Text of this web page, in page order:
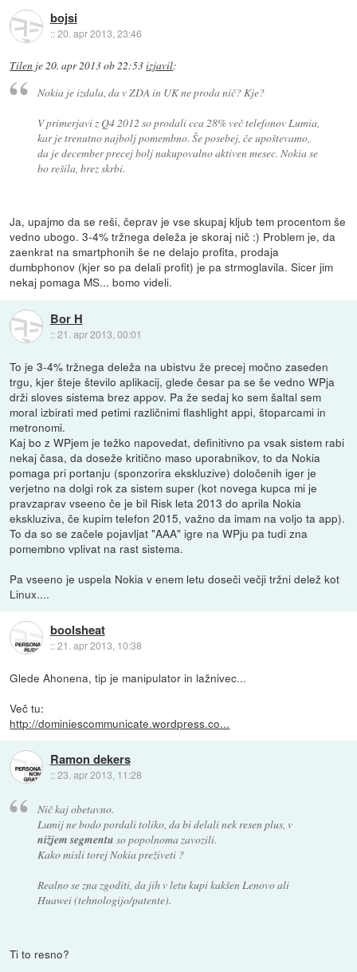
bojsi
::20. apr 2013, 23:46
Tilen je20. apr 2013 ob 22:53izjavil:
Nokia je izdala, da v ZDA in UK ne proda nič? Kje?
V primerjavi z Q4 2012 so prodali cca 28% več telefonov Lumia,
kar je trenutno najbolj pomembno. Še posebej, če upoštevamo,
da je december precej bolj nakupovalno aktiven mesec. Nokia se
bo rešila, brez skrbi.
Ja, upajmo da se reši, čeprav je vse skupaj kljub tem procentom še
vedno ubogo. 3-4% tržnega deleža je skoraj nič :) Problem je, da
zaenkrat na smartphonih še ne delajo profita, prodaja
dumbphonov (kjer so pa delali profit) je pa strmoglavila. Sicer jim
nekaj pomaga MS... bomo videli.
Bor H
::21. apr 2013, 00:01
To je 3-4% tržnega deleža na ubistvu že precej močno zaseden
trgu, kjer šteje število aplikacij, glede česar pa se še vedno WPja
drži sloves sistema brez appov. Pa že sedaj ko sem šaltal sem
moral izbirati med petimi različnimi flashlight appi, štoparcami in
metronomi.
Kaj bo z WPjem je težko napovedat, definitivno pa vsak sistem rabi
nekaj časa, da doseže kritično maso uporabnikov, to da Nokia
pomaga pri portanju (sponzorira ekskluzive) določenih iger je
verjetno na dolgi rok za sistem super (kot novega kupca mi je
pravzaprav vseeno če je bil Risk leta 2013 do aprila Nokia
ekskluziva, če kupim telefon 2015, važno da imam na voljo ta app).
To da so se začele pojavljat "AAA" igre na WPju pa tudi zna
pomembno vplivat na rast sistema.
Pa vseeno je uspela Nokia v enem letu doseči večji tržni delež kot
Linux....
boolsheat
::21. apr 2013, 10:38
Glede Ahonena, tip je manipulator in lažnivec...
Več tu:
http://dominiescommunicate.wordpress.co...
Ramon dekers
::23. apr 2013, 11:28
Nič kaj obetavno.
Lumij ne bodo pordali toliko, da bi delali nek resen plus, v
nižjem segmentu so popolnoma zavozili.
Kako misli torej Nokia preživeti ?
Realno se zna zgoditi, da jih v letu kupi kakšen Lenovo ali
Huawei (tehnologijo/patente).
Ti to resno?